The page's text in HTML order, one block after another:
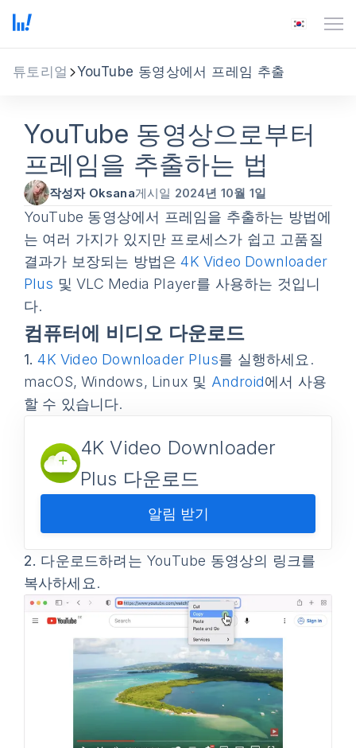
튜토리얼 YouTube 동영상에서 프레임 추출
YouTube 동영상으로부터
프레임을 추출하는 법
작성자 Oksana게시일 2024년 10월 1일
YouTube 동영상에서 프레임을 추출하는 방법에
는 여러 가지가 있지만 프로세스가 쉽고 고품질
결과가 보장되는 방법은4K Video Downloader
Plus 및 VLC Media Player를 사용하는 것입니
다.
컴퓨터에 비디오 다운로드
1. 4K Video Downloader Plus를 실행하세요.
macOS, Windows, Linux 및 Android에서 사용
할 수 있습니다.
4K Video Downloader
Plus 다운로드
알림 받기
2. 다운로드하려는 YouTube 동영상의 링크를
복사하세요.